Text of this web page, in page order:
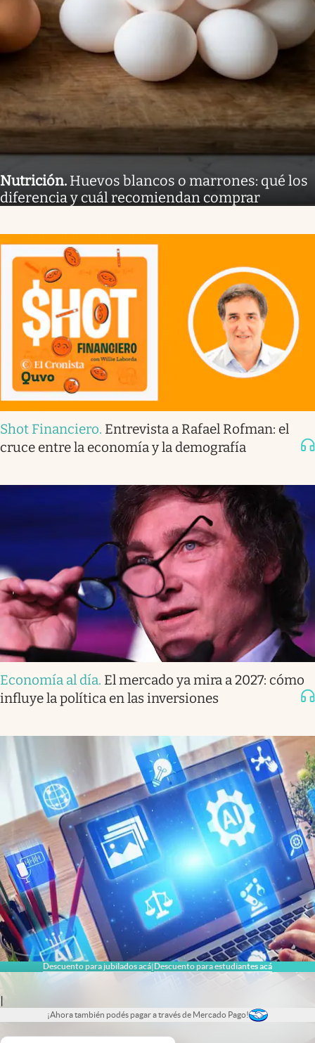
Descuento para jubilados acá|Descuento para estudiantes acá
|
¡Ahora también podés pagar a través de Mercado Pago!
Nutrición. Huevos blancos o marrones: qué los
diferencia y cuál recomiendan comprar
Shot Financiero. Entrevista a Rafael Rofman: el
cruce entre la economía y la demografía
Economía al día. El mercado ya mira a 2027: cómo
influye la política en las inversiones